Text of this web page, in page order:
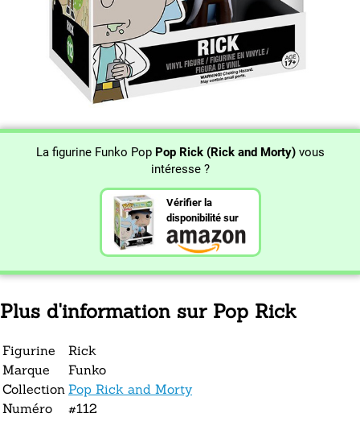
La figurine Funko Pop Pop Rick (Rick and Morty)vous
intéresse ?
Vérifier la
disponibilité sur
Plus d'information sur Pop Rick
Figurine
Rick
Marque
Funko
Collection Pop Rick and Morty
Numéro
#112